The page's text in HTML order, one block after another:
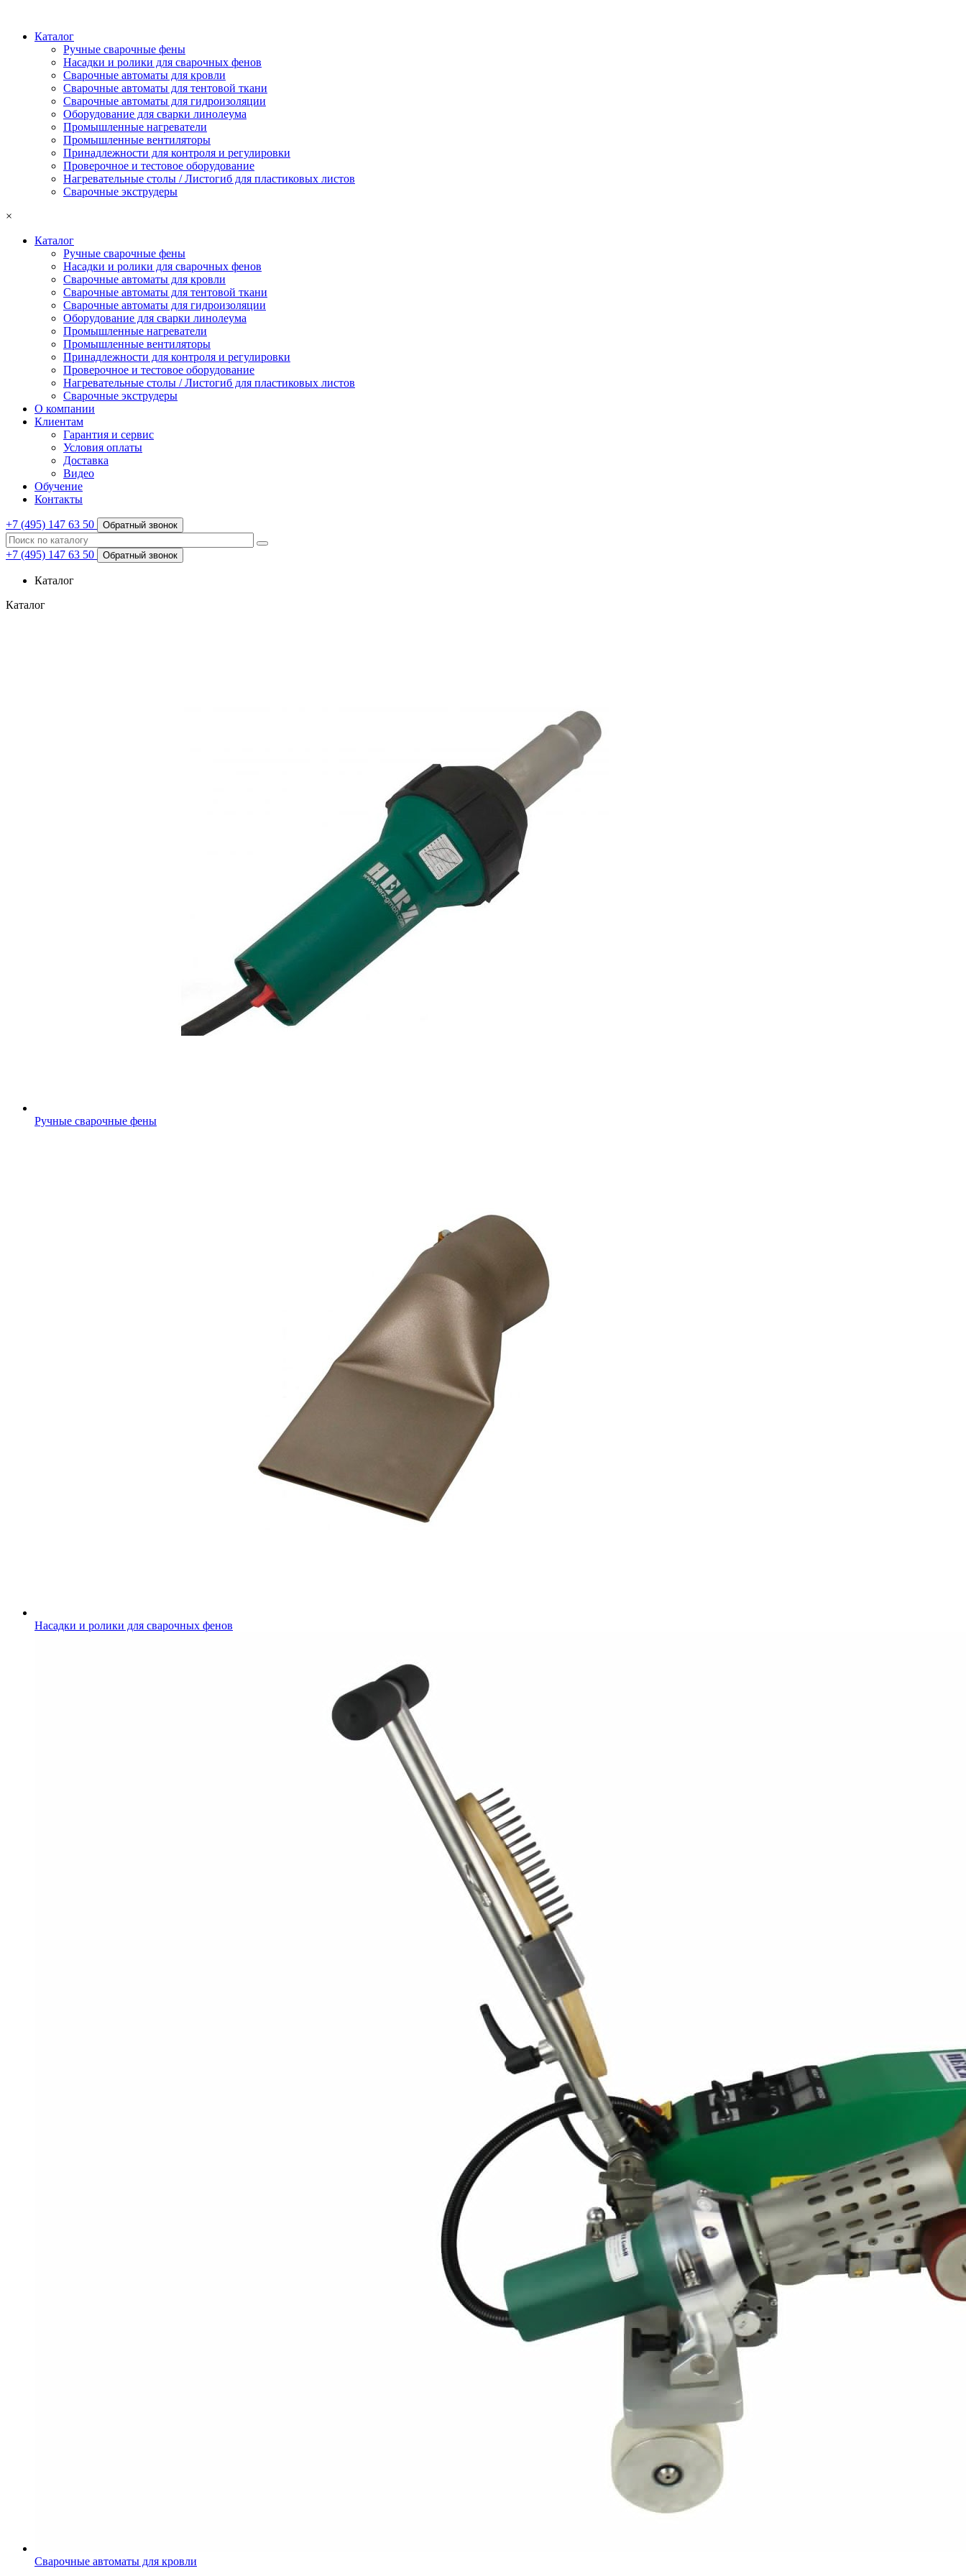
Каталог
Ручные сварочные фены
Насадки и ролики для сварочных фенов
Сварочные автоматы для кровли
Сварочные автоматы для тентовой ткани
Сварочные автоматы для гидроизоляции
Оборудование для сварки линолеума
Промышленные нагреватели
Промышленные вентиляторы
Принадлежности для контроля и регулировки
Проверочное и тестовое оборудование
Нагревательные столы / Листогиб для пластиковых листов
Сварочные экструдеры
×
Каталог
Ручные сварочные фены
Насадки и ролики для сварочных фенов
Сварочные автоматы для кровли
Сварочные автоматы для тентовой ткани
Сварочные автоматы для гидроизоляции
Оборудование для сварки линолеума
Промышленные нагреватели
Промышленные вентиляторы
Принадлежности для контроля и регулировки
Проверочное и тестовое оборудование
Нагревательные столы / Листогиб для пластиковых листов
Сварочные экструдеры
О компании
Клиентам
Гарантия и сервис
Условия оплаты
Доставка
Видео
Обучение
Контакты
+7 (495) 147 63 50 Обратный звонок
+7 (495) 147 63 50 Обратный звонок
Каталог
Каталог
Ручные сварочные фены
Насадки и ролики для сварочных фенов
Сварочные автоматы для кровли